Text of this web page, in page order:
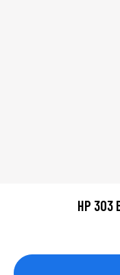
HP 303